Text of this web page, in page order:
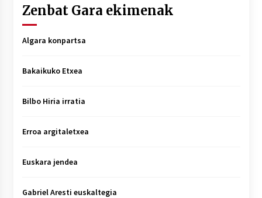
Zenbat Gara ekimenak
Algara konpartsa
Bakaikuko Etxea
Bilbo Hiria irratia
Erroa argitaletxea
Euskara jendea
Gabriel Aresti euskaltegia